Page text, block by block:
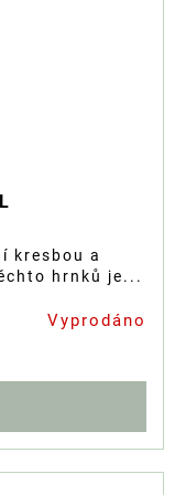
Vyprodáno
kresbou a
hrnků je...